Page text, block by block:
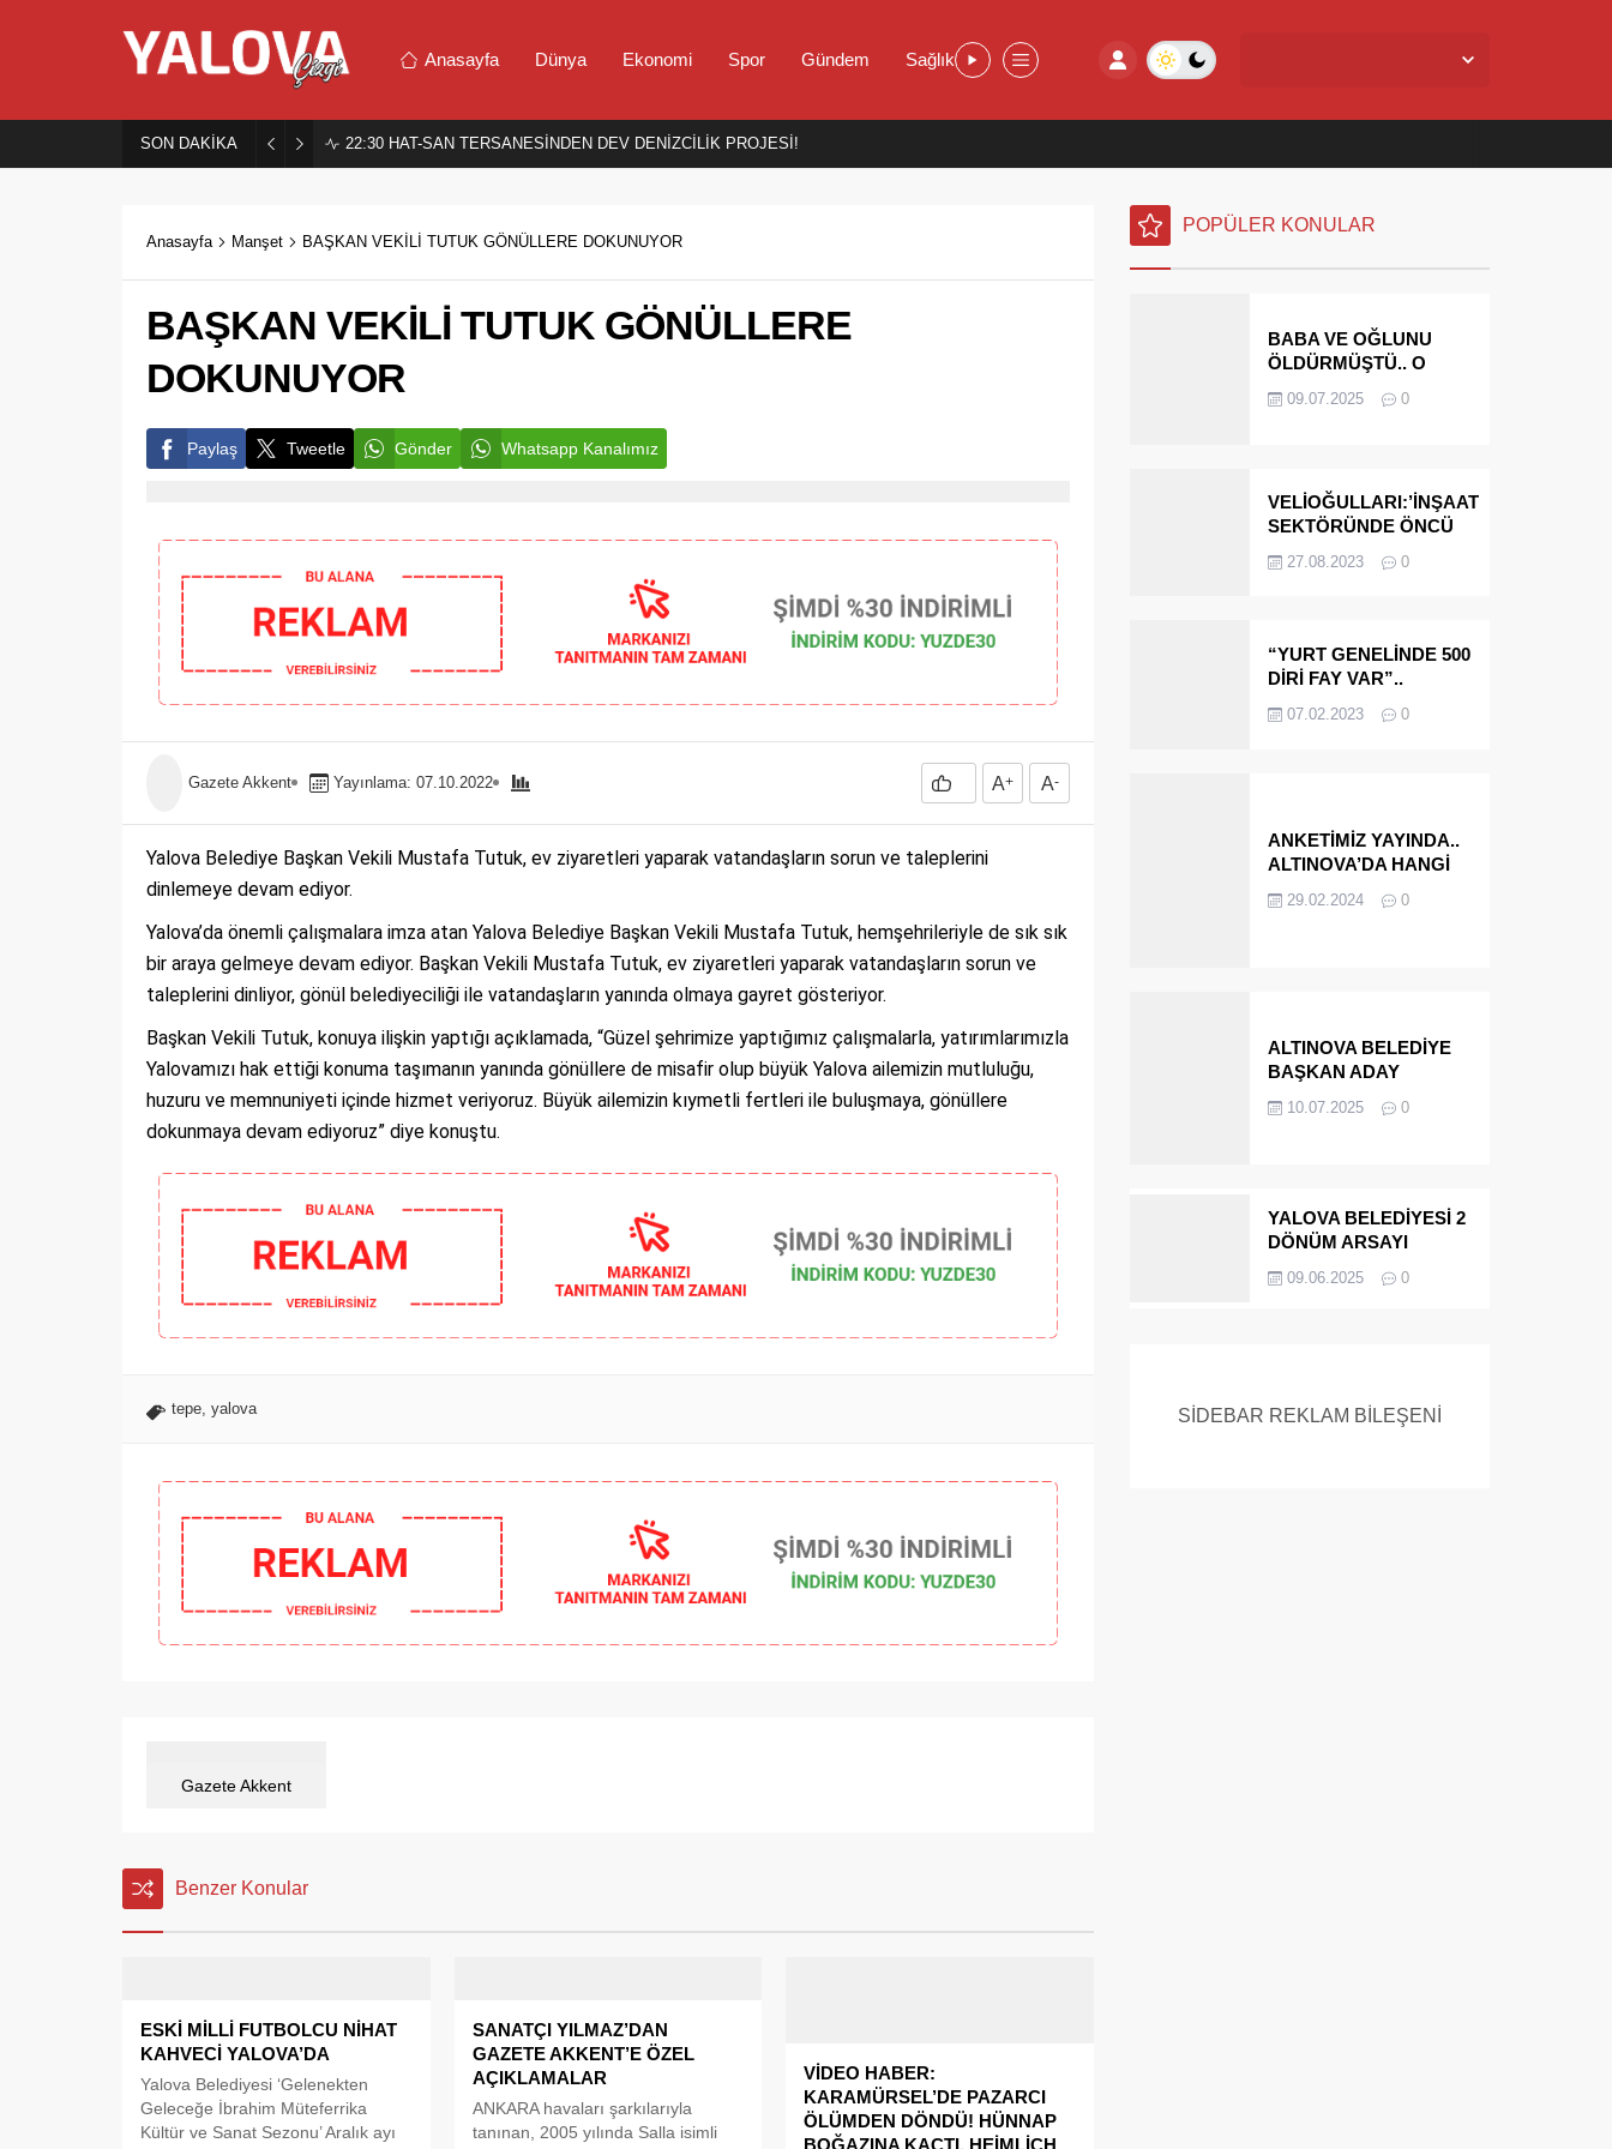
Anasayfa Dünya Ekonomi Spor Gündem Sağlık
SON DAKİKA 22:30 HAT-SAN TERSANESİNDEN DEV DENİZCİLİK PROJESİ!
Anasayfa Manşet BAŞKAN VEKİLİ TUTUK GÖNÜLLERE DOKUNUYOR
BAŞKAN VEKİLİ TUTUK GÖNÜLLERE
DOKUNUYOR
Paylaş Tweetle Gönder Whatsapp Kanalımız
Gazete Akkent Yayınlama: 07.10.2022 A+ A-
Yalova Belediye Başkan Vekili Mustafa Tutuk, ev ziyaretleri yaparak vatandaşların sorun ve taleplerini
dinlemeye devam ediyor.
Yalova’da önemli çalışmalara imza atan Yalova Belediye Başkan Vekili Mustafa Tutuk, hemşehrileriyle de sık sık
bir araya gelmeye devam ediyor. Başkan Vekili Mustafa Tutuk, ev ziyaretleri yaparak vatandaşların sorun ve
taleplerini dinliyor, gönül belediyeciliği ile vatandaşların yanında olmaya gayret gösteriyor.
Başkan Vekili Tutuk, konuya ilişkin yaptığı açıklamada, “Güzel şehrimize yaptığımız çalışmalarla, yatırımlarımızla
Yalovamızı hak ettiği konuma taşımanın yanında gönüllere de misafir olup büyük Yalova ailemizin mutluluğu,
huzuru ve memnuniyeti içinde hizmet veriyoruz. Büyük ailemizin kıymetli fertleri ile buluşmaya, gönüllere
dokunmaya devam ediyoruz” diye konuştu.
tepe yalova
Gazete Akkent
Benzer Konular
ESKİ MİLLİ FUTBOLCU NİHAT
KAHVECİ YALOVA’DA
Yalova Belediyesi ‘Gelenekten
Geleceğe İbrahim Müteferrika
Kültür ve Sanat Sezonu’ Aralık ayı
SANATÇI YILMAZ’DAN
GAZETE AKKENT’E ÖZEL
AÇIKLAMALAR
ANKARA havaları şarkılarıyla
tanınan, 2005 yılında Salla isimli
VİDEO HABER:
KARAMÜRSEL’DE PAZARCI
ÖLÜMDEN DÖNDÜ! HÜNNAP
POPÜLER KONULAR
BABA VE OĞLUNU
ÖLDÜRMÜŞTÜ.. O
MİRASÇILARI
09.07.2025 0
VELİOĞULLARI:’İNŞAAT
SEKTÖRÜNDE ÖNCÜ
EDECEĞİZ’
27.08.2023 0
“YURT GENELİNDE 500
DİRİ FAY VAR”..
ÇINARCIK..
07.02.2023 0
ANKETİMİZ YAYINDA..
ALTINOVA’DA HANGİ
BAŞKANI OLARAK
29.02.2024 0
ALTINOVA BELEDİYE
BAŞKAN ADAY
MÜEBBET ALDI FİRAR
10.07.2025 0
YALOVA BELEDİYESİ 2
DÖNÜM ARSAYI
09.06.2025 0
SİDEBAR REKLAM BİLEŞENİ